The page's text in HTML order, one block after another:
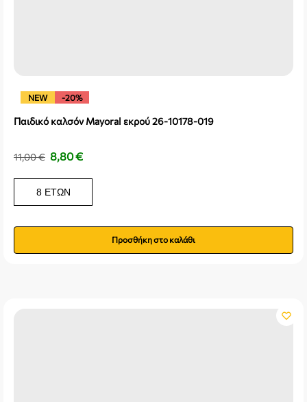
NEW -20%
Παιδικό καλσόν Mayoral εκρού 26-10178-019
11,00€ 8,80€
8 ΕΤΏΝ
Προσθήκη στο καλάθι